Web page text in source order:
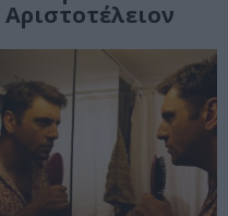
Αριστοτέλειον